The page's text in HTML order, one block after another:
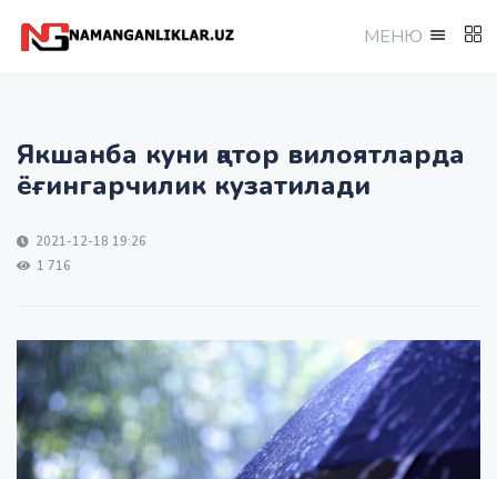
МEНЮ
Якшанба куни қатор вилоятларда
ёғингарчилик кузатилади
2021-12-18 19:26
1 716